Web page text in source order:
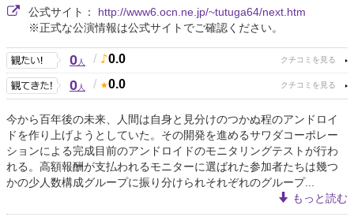
公式サイト： http://www6.ocn.ne.jp/~tutuga64/next.htm
※正式な公演情報は公式サイトでご確認ください。
0人 / 0.0
0人 / 0.0
今から百年後の未来、人間は自身と見分けのつかぬ程のアンドロイ
ドを作り上げようとしていた。その開発を進めるサワダコーポレー
ションによる完成目前のアンドロイドのモニタリングテストが行わ
れる。高額報酬が支払われるモニターに選ばれた参加者たちは幾つ
かの少人数構成グループに振り分けられそれぞれのグループ...
もっと読む